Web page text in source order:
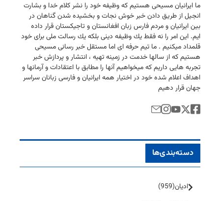
ما ایرانیان مسیحی هستیم كه وظیفه خود را نشر كلام خدا و بشارت
انجیل از طریق دادن خبر خوش نجات و بخشیده شدن گناهان در
بین ایرانیان و مردم فارس زبان افغانستان و تاجیكستان قرار داده
ایم. این امر را نه فقط یك وظیفه دینی بلكه یك رسالت ملی برای خود
قلمداد میكنیم . ما تیم حرفه ای اما مستقل خبر رسانی مسیحی
هستیم كه از سالها خدمت در زمینه تهیه ، انتشار و پردازش خبر
تجربه هایی داریم كه میخواهیم آنها را مطابق با اعتقادات و آرمانها و
اهداف اعلام شده خود در اختیار همه ایرانیان و فارسی زبانان سراسر
جهان قرار دهیم
دسته‌بندی‌ها
ادیان(959)